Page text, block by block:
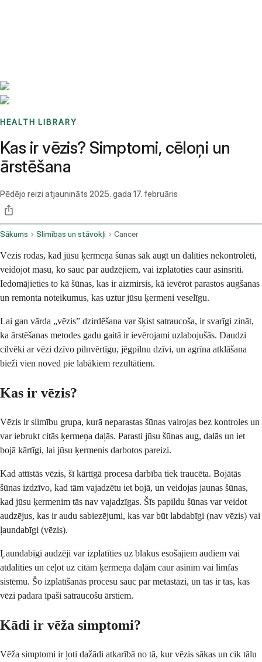
HEALTH LIBRARY
Kas ir vēzis? Simptomi, cēloņi un
ārstēšana
Pēdējo reizi atjaunināts 2025. gada 17. februāris
Sākums Slimības un stāvokļi Cancer
Vēzis rodas, kad jūsu ķermeņa šūnas sāk augt un dalīties nekontrolēti,
veidojot masu, ko sauc par audzējiem, vai izplatoties caur asinsriti.
Iedomājieties to kā šūnas, kas ir aizmirsis, kā ievērot parastos augšanas
un remonta noteikumus, kas uztur jūsu ķermeni veselīgu.
Lai gan vārda „vēzis” dzirdēšana var šķist satraucoša, ir svarīgi zināt,
ka ārstēšanas metodes gadu gaitā ir ievērojami uzlabojušās. Daudzi
cilvēki ar vēzi dzīvo pilnvērtīgu, jēgpilnu dzīvi, un agrīna atklāšana
bieži vien noved pie labākiem rezultātiem.
Kas ir vēzis?
Vēzis ir slimību grupa, kurā neparastas šūnas vairojas bez kontroles un
var iebrukt citās ķermeņa daļās. Parasti jūsu šūnas aug, dalās un iet
bojā kārtīgi, lai jūsu ķermenis darbotos pareizi.
Kad attīstās vēzis, šī kārtīgā procesa darbība tiek traucēta. Bojātās
šūnas izdzīvo, kad tām vajadzētu iet bojā, un veidojas jaunas šūnas,
kad jūsu ķermenim tās nav vajadzīgas. Šīs papildu šūnas var veidot
audzējus, kas ir audu sabiezējumi, kas var būt labdabīgi (nav vēzis) vai
ļaundabīgi (vēzis).
Ļaundabīgi audzēji var izplatīties uz blakus esošajiem audiem vai
atdalīties un ceļot uz citām ķermeņa daļām caur asinīm vai limfas
sistēmu. Šo izplatīšanās procesu sauc par metastāzi, un tas ir tas, kas
vēzi padara īpaši satraucošu ārstiem.
Kādi ir vēža simptomi?
Vēža simptomi ir ļoti dažādi atkarībā no tā, kur vēzis sākas un cik tālu